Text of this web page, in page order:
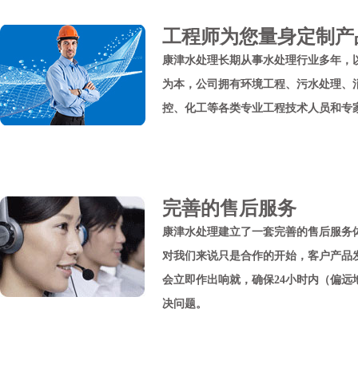
工程师为您量身定制
康津水处理长期从事水处理行业多年，
为本，公司拥有环境工程、污水处理、
控、化工等各类专业工程技术人员和专
完善的售后服务
康津水处理建立了一套完善的售后服务
对我们来说只是合作的开始，客户产品
会立即作出响就，确保24小时内（偏远
决问题。